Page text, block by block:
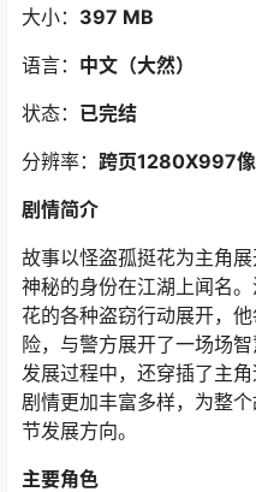
大小： 397 MB
语言： 中文（大然）
状态： 已完结
分辨率： 跨页1280X997
剧情简介
故事以怪盗孤挺花为主角
神秘的身份在江湖上闻名
花的各种盗窃行动展开，
险，与警方展开了一场场
发展过程中，还穿插了主
剧情更加丰富多样，为整
节发展方向。
主要角色